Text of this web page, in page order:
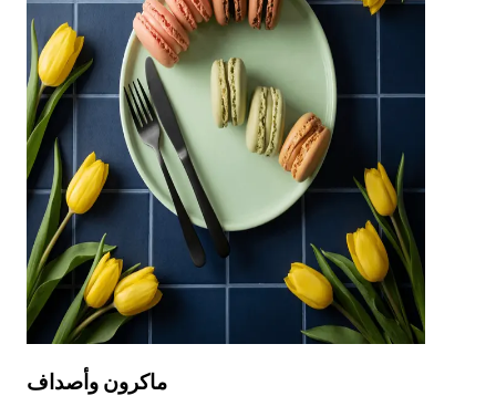
ماكرون وأصداف